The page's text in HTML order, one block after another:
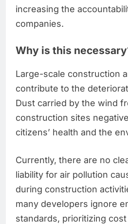
increasing the
companies.
Why is this
Large-scale construction
contribute to the
Dust carried by the wind
construction sites
citizens’ health and the
Currently, there are no
liability for air pollution
during construction
many developers ignore
standards, prioritizing